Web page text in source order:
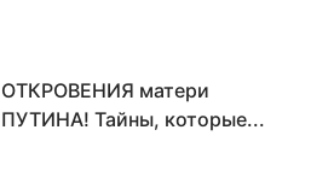
ОТКРОВЕНИЯ матери
ПУТИНА! Тайны, которые...